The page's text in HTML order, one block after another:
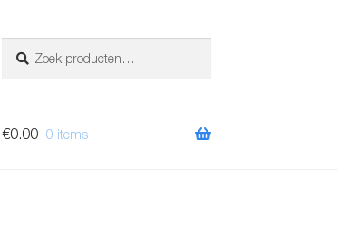
naar:
€0.00 0 items